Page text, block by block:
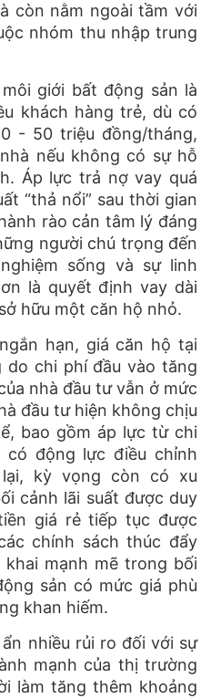
còn nằm ngoài tầm với
nhóm thu nhập trung
giới bất động sản là
khách hàng trẻ, dù có
- 50 triệu đồng/tháng,
nếu không có sự hỗ
Áp lực trả nợ vay quá
“thả nổi” sau thời gian
rào cản tâm lý đáng
người chú trọng đến
sống và sự linh
là quyết định vay dài
hữu một căn hộ nhỏ.
hạn, giá căn hộ tại
do chi phí đầu vào tăng
nhà đầu tư vẫn ở mức
đầu tư hiện không chịu
bao gồm áp lực từ chi
có động lực điều chỉnh
kỳ vọng còn có xu
cảnh lãi suất được duy
giá rẻ tiếp tục được
chính sách thúc đẩy
mạnh mẽ trong bối
sản có mức giá phù
khan hiếm.
nhiều rủi ro đối với sự
mạnh của thị trường
làm tăng thêm khoảng